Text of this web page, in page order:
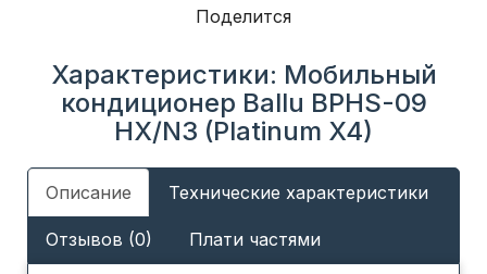
Поделится
Характеристики: Мобильный
кондиционер Ballu BPHS-09
HX/N3 (Platinum X4)
Описание Технические характеристики
Отзывов (0) Плати частями